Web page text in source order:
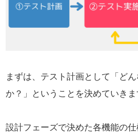
まずは、テスト計画として「ど
か？」ということを決めていきま
設計フェーズで決めた各機能の